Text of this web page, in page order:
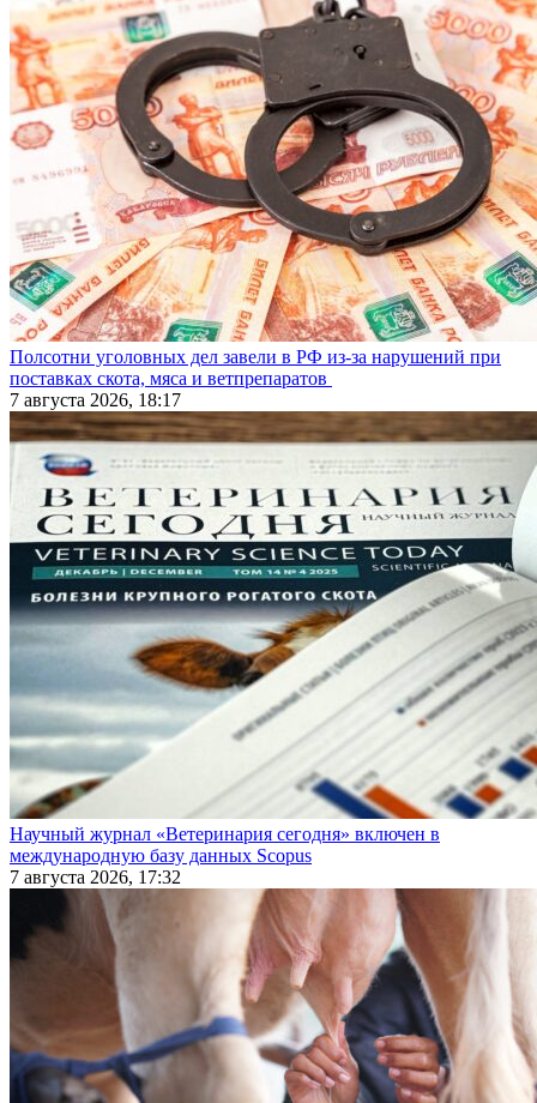
Полсотни уголовных дел завели в РФ из-за нарушений при
поставках скота, мяса и ветпрепаратов
7 августа 2026, 18:17
Научный журнал «Ветеринария сегодня» включен в
международную базу данных Scopus
7 августа 2026, 17:32